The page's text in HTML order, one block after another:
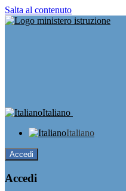
Salta al contenuto
Italiano
Italiano
Accedi
Accedi